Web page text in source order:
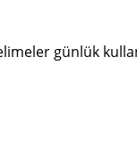
günlük